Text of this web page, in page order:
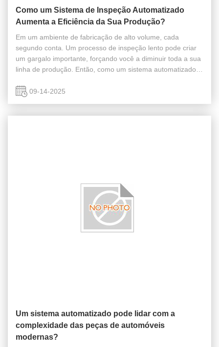
Como um Sistema de Inspeção Automatizado
Aumenta a Eficiência da Sua Produção?
Em um ambiente de fabricação de alto volume, cada
segundo conta. Um processo de inspeção lento pode criar
um gargalo importante, forçando você a diminuir toda a sua
linha de produção. Então, como um sistema automatizado
sua produção? Nossos ...
09-14-2025
Um sistema automatizado pode lidar com a
complexidade das peças de automóveis
modernas?